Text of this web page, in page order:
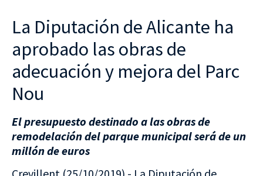
La Diputación de Alicante ha
aprobado las obras de
adecuación y mejora del Parc
Nou
El presupuesto destinado a las obras de
remodelación del parque municipal será de un
millón de euros